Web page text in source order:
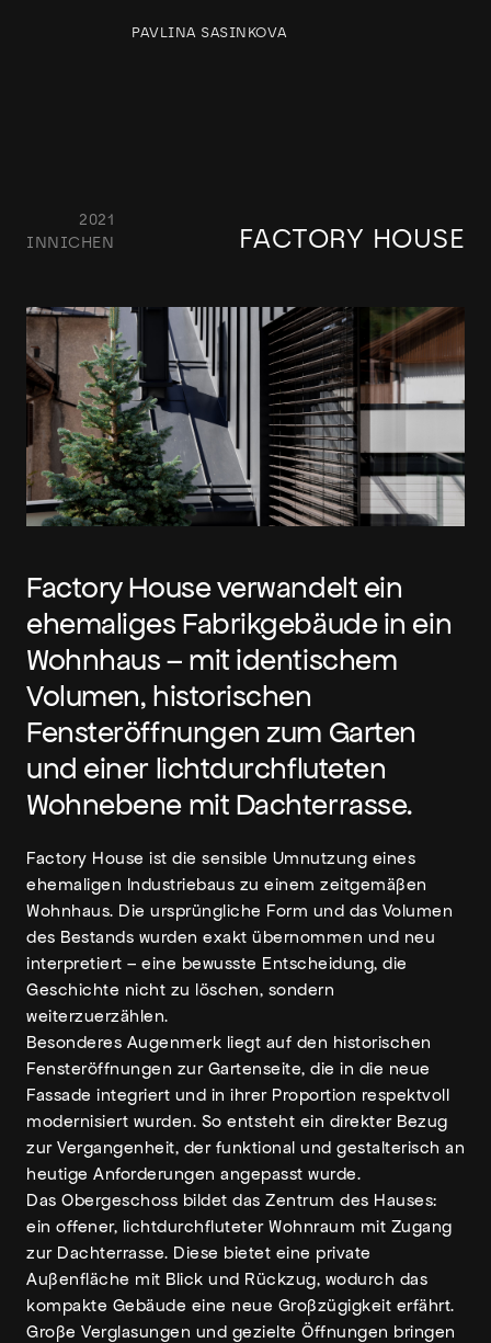
PAVLINA SASINKOVA
FACTORY HOUSE
2021
INNICHEN
Factory House verwandelt ein
ehemaliges Fabrikgebäude in ein
Wohnhaus – mit identischem
Volumen, historischen
Fensteröffnungen zum Garten
und einer lichtdurchfluteten
Wohnebene mit Dachterrasse.
Factory House ist die sensible Umnutzung eines
ehemaligen Industriebaus zu einem zeitgemäßen
Wohnhaus. Die ursprüngliche Form und das Volumen
des Bestands wurden exakt übernommen und neu
interpretiert – eine bewusste Entscheidung, die
Geschichte nicht zu löschen, sondern
weiterzuerzählen.
Besonderes Augenmerk liegt auf den historischen
Fensteröffnungen zur Gartenseite, die in die neue
Fassade integriert und in ihrer Proportion respektvoll
modernisiert wurden. So entsteht ein direkter Bezug
zur Vergangenheit, der funktional und gestalterisch an
heutige Anforderungen angepasst wurde.
Das Obergeschoss bildet das Zentrum des Hauses:
ein offener, lichtdurchfluteter Wohnraum mit Zugang
zur Dachterrasse. Diese bietet eine private
Außenfläche mit Blick und Rückzug, wodurch das
kompakte Gebäude eine neue Großzügigkeit erfährt.
Große Verglasungen und gezielte Öffnungen bringen